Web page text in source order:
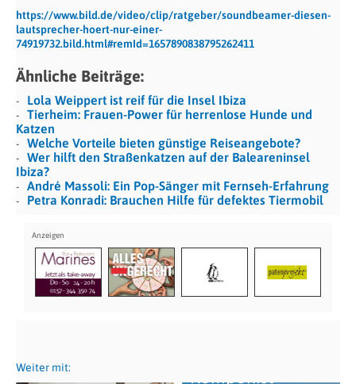
https://www.bild.de/video/clip/ratgeber/soundbeamer-diesen-
lautsprecher-hoert-nur-einer-
74919732.bild.html#remId=1657890838795262411
Ähnliche Beiträge:
Lola Weippert ist reif für die Insel Ibiza
Tierheim: Frauen-Power für herrenlose Hunde und
Katzen
Welche Vorteile bieten günstige Reiseangebote?
Wer hilft den Straßenkatzen auf der Baleareninsel
Ibiza?
André Massoli: Ein Pop-Sänger mit Fernseh-Erfahrung
Petra Konradi: Brauchen Hilfe für defektes Tiermobil
Weiter mit: